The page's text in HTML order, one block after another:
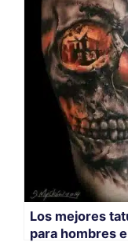
Los mejores
para hombres